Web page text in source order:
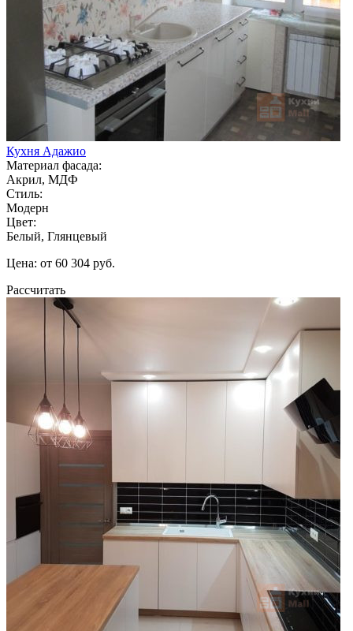
Кухня Адажио
Материал фасада:
Акрил, МДФ
Стиль:
Модерн
Цвет:
Белый, Глянцевый
Цена: от 60 304 руб.
Рассчитать